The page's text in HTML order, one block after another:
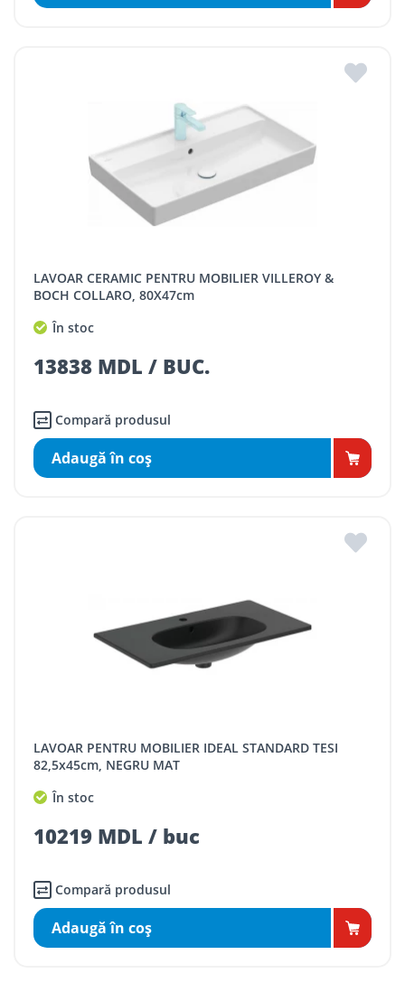
LAVOAR CERAMIC PENTRU MOBILIER VILLEROY &
BOCH COLLARO, 80X47cm
În stoc
13838 MDL / BUC.
Compară produsul
Adaugă în coş
LAVOAR PENTRU MOBILIER IDEAL STANDARD TESI
82,5x45cm, NEGRU MAT
În stoc
10219 MDL / buc
Compară produsul
Adaugă în coş